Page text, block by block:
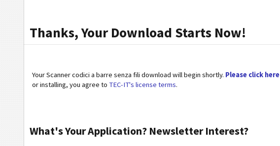
Thanks, Your Download Starts Now!
Your Scanner codici a barre senza fili download will begin shortly. Please click here
or installing, you agree to TEC-IT's license terms.
What's Your Application? Newsletter Interest?